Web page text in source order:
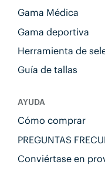
Gama Médica
Gama deportiva
Herramienta de
Guía de tallas
AYUDA
Cómo comprar
PREGUNTAS
Conviértase en